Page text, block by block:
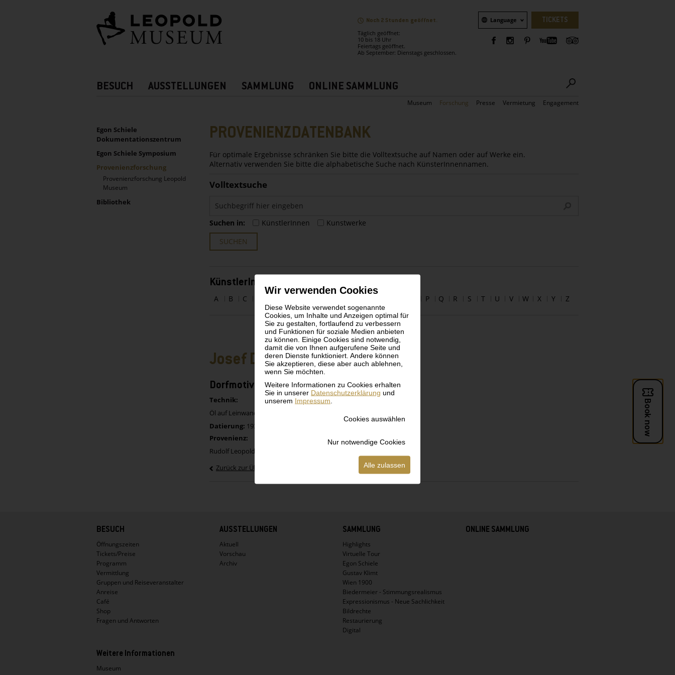
Wir verwenden Cookies
Diese Website verwendet sogenannte
Cookies, um Inhalte und Anzeigen optimal für
Sie zu gestalten, fortlaufend zu verbessern
und Funktionen für soziale Medien anbieten
zu können. Einige Cookies sind notwendig,
damit die von Ihnen aufgerufene Seite und
deren Dienste funktioniert. Andere können
Sie akzeptieren, diese aber auch ablehnen,
wenn Sie möchten.
Weitere Informationen zu Cookies erhalten
Sie in unserer Datenschutzerklärung und
unserem Impressum
Cookies auswählen
Nur notwendige Cookies
Alle zulassen
Noch 2 Stunden geöffnet.
Täglich geöffnet:
10 bis 18 Uhr
Feiertags geöffnet.
Ab September: Dienstags geschlossen.
Sprachauswahl
Language TICKETS
Hauptnavigation
BESUCH AUSSTELLUNGEN SAMMLUNG ONLINE SAMMLUNG
Museum Forschung Presse Vermietung Engagement
Sidebar
UNTERNAVIGATION
Egon Schiele
Dokumentationszentrum
Egon Schiele Symposium
Provenienzforschung
Provenienzforschung Leopold
Museum
Bibliothek
PROVENIENZDATENBANK
Für optimale Ergebnisse schränken Sie bitte die Volltextsuche auf Namen oder auf Werke ein.
Alternativ verwenden Sie bitte die alphabetische Suche nach KünsterInnennamen.
Volltextsuche
Suchen in: KünstlerInnen
Kunstwerke
SUCHEN
KünstlerInnen alphabetisch
A B C P Q R S T U V W X Y Z
Josef Dobrowsky
Dorfmotiv mit Ziegelmauer
Technik:
Öl auf Leinwand
Datierung: 1931
Provenienz:
Rudolf Leopold, Wien; 1994 Leopold Museum Privatstiftung.
Zurück zur Übersicht
BESUCH
Öffnungszeiten
Tickets/Preise
Programm
Vermittlung
Gruppen und Reiseveranstalter
Anreise
Café
Shop
Fragen und Antworten
AUSSTELLUNGEN
Aktuell
Vorschau
Archiv
SAMMLUNG
Highlights
Virtuelle Tour
Egon Schiele
Gustav Klimt
Wien 1900
Biedermeier - Stimmungsrealismus
Expressionismus - Neue Sachlichkeit
Bildrechte
Restaurierung
Digital
ONLINE SAMMLUNG
Weitere Informationen
Museum